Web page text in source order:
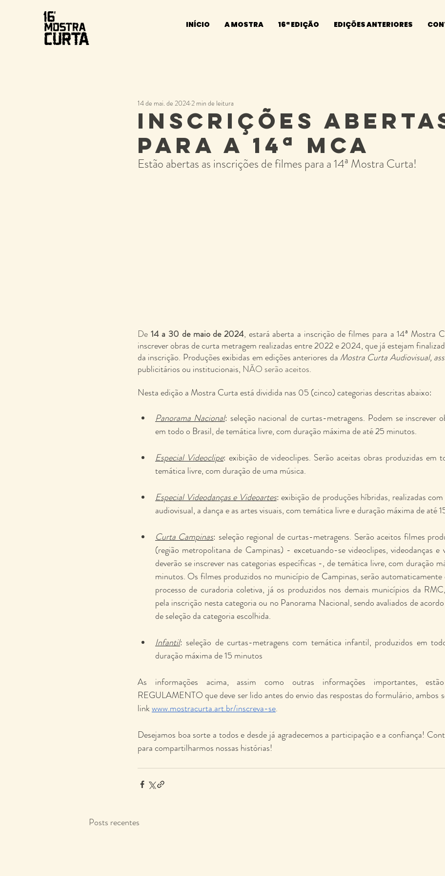
INÍCIO A MOSTRA 16ª EDIÇÃO EDIÇÕES ANTERIORES
Inscrições
para a 14ª MCA
14 de mai. de 2024 2 min de leitura
Estão abertas as inscrições de filmes para a 14ª Mostra Curta!
De 14 a 30 de maio de 2024, estará aberta a inscrição de filmes para a 14ª Mostra
inscrever obras de curta metragem realizadas entre 2022 e 2024, que já estejam
da inscrição. Produções exibidas em edições anteriores da Mostra Curta Audiovisual,
publicitários ou institucionais, NÃO serão aceitos.
Nesta edição a Mostra Curta está dividida nas 05 (cinco) categorias descritas abaixo:
Panorama Nacional: seleção nacional de curtas-metragens. Podem se inscrever
em todo o Brasil, de temática livre, com duração máxima de até 25 minutos.
Especial Videoclipe: exibição de videoclipes. Serão aceitas obras produzidas em
temática livre, com duração de uma música.
Especial Videodanças e Videoartes: exibição de produções híbridas, realizadas
audiovisual, a dança e as artes visuais, com temática livre e duração máxima de até
Curta Campinas: seleção regional de curtas-metragens. Serão aceitos filmes
(região metropolitana de Campinas) - excetuando-se videoclipes, videodanças e
deverão se inscrever nas categorias específicas -, de temática livre, com duração
minutos. Os filmes produzidos no município de Campinas, serão automaticamente
processo de curadoria coletiva, já os produzidos nos demais municípios da
pela inscrição nesta categoria ou no Panorama Nacional, sendo avaliados de
de seleção da categoria escolhida.
Infantil: seleção de curtas-metragens com temática infantil, produzidos em
duração máxima de 15 minutos
As informações acima, assim como outras informações importantes,
REGULAMENTO que deve ser lido antes do envio das respostas do formulário, ambos
link www.mostracurta.art.br/inscreva-se.
Desejamos boa sorte a todos e desde já agradecemos a participação e a confiança!
para compartilharmos nossas histórias!
Posts recentes